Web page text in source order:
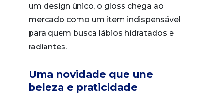
um design único, o gloss chega ao
mercado como um item indispensável
para quem busca lábios hidratados e
radiantes.
Uma novidade que une
beleza e praticidade